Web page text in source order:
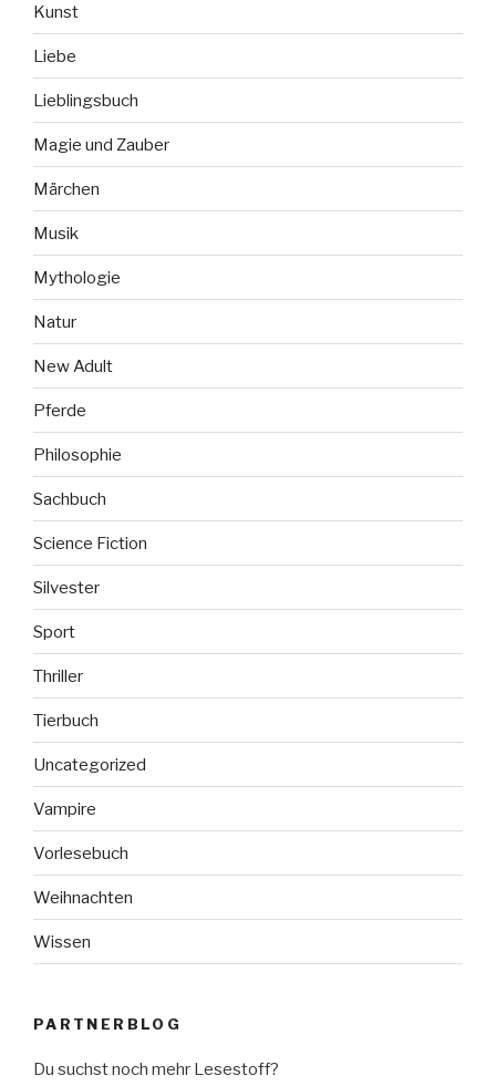
Kunst
Liebe
Lieblingsbuch
Magie und Zauber
Märchen
Musik
Mythologie
Natur
New Adult
Pferde
Philosophie
Sachbuch
Science Fiction
Silvester
Sport
Thriller
Tierbuch
Uncategorized
Vampire
Vorlesebuch
Weihnachten
Wissen
PARTNERBLOG
Du suchst noch mehr Lesestoff?